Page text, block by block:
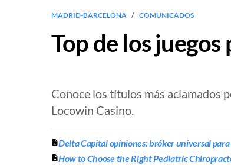
MADRID-BARCELONA COMUNICADOS
Top de los
Conoce los títulos más aclamados
Locowin Casino.
Delta Capital opiniones: bróker universal
How to Choose the Right Pediatric